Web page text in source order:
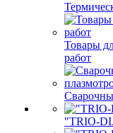
Товары
работ
"TRIO-